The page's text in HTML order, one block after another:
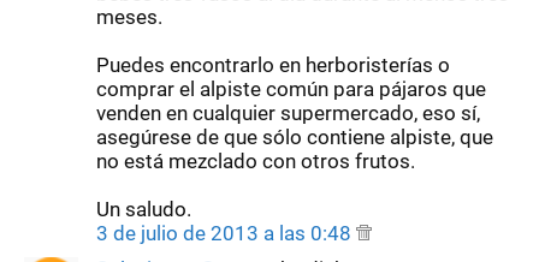
meses.
Puedes encontrarlo en herboristerías o
comprar el alpiste común para pájaros que
venden en cualquier supermercado, eso sí,
asegúrese de que sólo contiene alpiste, que
no está mezclado con otros frutos.
Un saludo.
3 de julio de 2013 a las 0:48